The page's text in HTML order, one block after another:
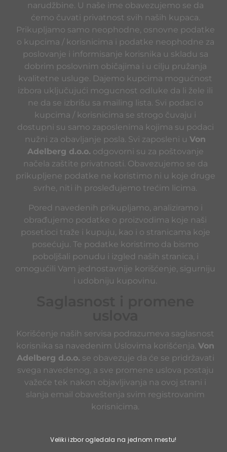
narudžbine. U naše ime obavezujemo se da
ćemo čuvati privatnost svih naših kupaca.
Prikupljamo samo neophodne, osnovne podatke
o kupcima / korisnicima i podatke neophodne za
poslovanje i informisanje korisnika u skladu sa
dobrim poslovnim običajima i u cilju pružanja
kvalitetne usluge. Dajemo kupcima mogućnost
izbora uključujući mogucnost odluke da li žele ili
ne da se izbrišu sa mailing lista. Svi podaci o
kupcima / korisnicima se strogo čuvaju i
dostupni su samo zaposlenima kojima su podaci
nužni za obavljanje posla. Svi zaposleni uVon
Adelberg d.o.o. odgovorni su za poštovanje
načela zaštite privatnosti. Obavezujemo se da
prikupljene podatke ne koristimo ni u koje druge
svrhe, niti ih prosleđujemo trećim licima.
Pored navedenih prikupljamo, analiziramo i
obrađujemo podatke o proizvodima koje naši
posetioci traže i kupuju, kao i o stranicama koje
posećuju. Te podatke koristimo da bismo
poboljšali ponudu i izgled naših stranica, i
omogućili Vam jednostavnije korišćenje, sigurniju
i udobniju kupovinu.
Korišćenje naših servisa podrazumeva saglasnost
korisnika sa navedenim Uslovima korišćenja.Von
Adelberg d.o.o. se obavezuje da će se pridržavati
svega navedenog, a sve promene uslova postaju
važeće tek nakon objavljivanja na ovoj strani i
slanja email obaveštenja svim registrovanim
korisnicima.
Veliki izbor ogledala na jednom mestu!